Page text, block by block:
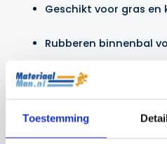
Toestemming
Geschikt voor gras en
Rubberen binnenbal
Maat 5 – officiële